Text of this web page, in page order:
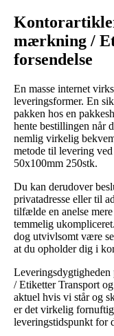
mærkning /
forsendelse
En masse internet
leveringsformer. En
pakken hos en
hente bestillingen når
nemlig virkelig
metode til levering
50x100mm 250stk.
Du kan derudover
privatadresse eller til
tilfælde en anelse
temmelig
dog utvivlsomt være
at du opholder dig i
/ Etiketter Transport
aktuel hvis vi står og
er det virkelig
leveringstidspunkt for